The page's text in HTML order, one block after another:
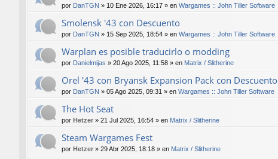
por DanTGN » 10 Ene 2026, 16:17 » en Wargames :: John Tiller Software
Smolensk '43 con Descuento
por DanTGN » 15 Sep 2025, 18:54 » en Wargames :: John Tiller Software
Warplan es posible traducirlo o modding
por Danielmijas » 20 Ago 2025, 11:58 » en Matrix / Slitherine
Orel '43 con Bryansk Expansion Pack con Descuento
por DanTGN » 05 Ago 2025, 09:31 » en Wargames :: John Tiller Software
The Hot Seat
por Hetzer » 21 Jul 2025, 16:54 » en Matrix / Slitherine
Steam Wargames Fest
por Hetzer » 29 Abr 2025, 18:18 » en Matrix / Slitherine